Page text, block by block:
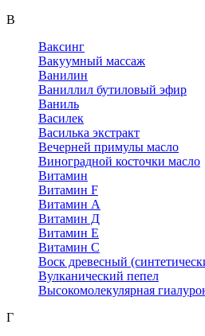
В
Ваксинг
Вакуумный массаж
Ванилин
Ваниллил бутиловый эфир
Ваниль
Василек
Василька экстракт
Вечерней примулы масло
Виноградной косточки масло
Витамин
Витамин F
Витамин А
Витамин Д
Витамин Е
Витамин С
Воск древесный
Вулканический пепел
Высокомолекулярная
Г